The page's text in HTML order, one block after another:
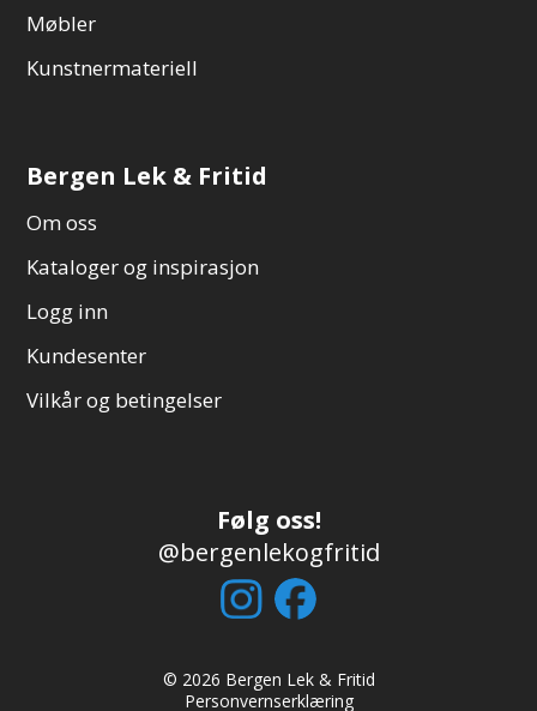
Møbler
Kunstnermateriell
Bergen Lek & Fritid
Om oss
Kataloger og inspirasjon
Logg inn
Kundesenter
Vilkår og betingelser
Følg oss!
@bergenlekogfritid
© 2026 Bergen Lek & Fritid
Personvernserklæring